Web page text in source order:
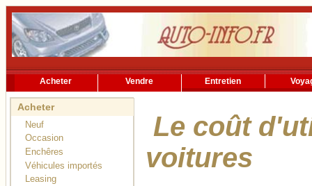
Acheter Vendre Entretien
Acheter
Neuf
Occasion
Enchêres
Véhicules importés
Leasing
Le coût
voitures